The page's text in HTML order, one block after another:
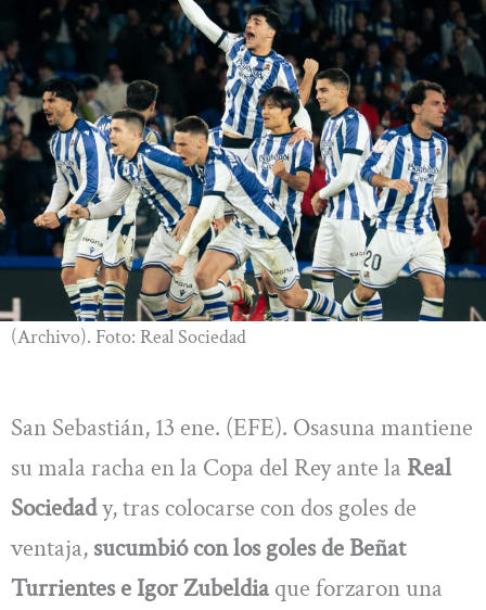
(Archivo). Foto: Real Sociedad
San Sebastián, 13 ene. (EFE). Osasuna mantiene
su mala racha en la Copa del Rey ante la Real
Sociedady, tras colocarse con dos goles de
ventaja, sucumbió con los goles de Beñat
Turrientes e Igor Zubeldiaque forzaron una